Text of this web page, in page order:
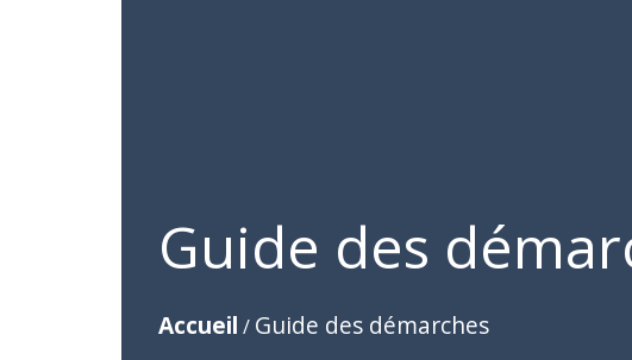
Guide des
Accueil / Guide des démarches